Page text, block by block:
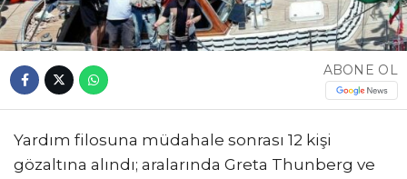
ABONE OL
Yardım filosuna müdahale sonrası 12 kişi
gözaltına alındı; aralarında Greta Thunberg ve